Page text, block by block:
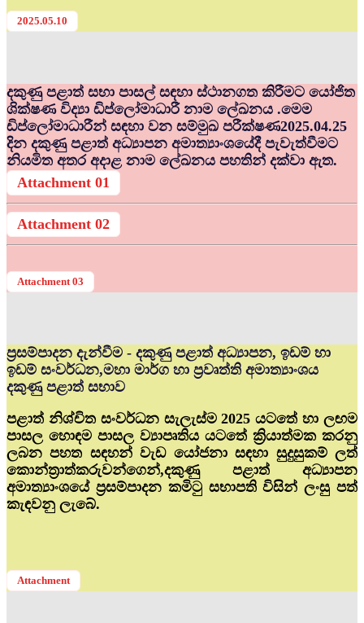
2025.05.10
දකුණු පළාත් සභා පාසල් සඳහා ස්ථානගත කිරීමට යෝජිත
ශික්ෂණ විද්‍යා ඩිප්ලෝමාධාරී නාම ලේඛනය .මෙම
ඩිප්ලෝමාධාරීන් සඳහා වන සම්මුඛ පරීක්ෂණ2025.04.25
දින දකුණු පළාත් අධ්‍යාපන අමාත්‍යාංශයේදී පැවැත්වීමට
නියමිත අතර අදාළ නාම ලේඛනය පහතින් දක්වා ඇත.
Attachment 01
Attachment 02
Attachment 03
ප්‍රසම්පාදන දැන්වීම - දකුණු පළාත් අධ්‍යාපන, ඉඩම් හා
ඉඩම් සංවර්ධන,මහා මාර්ග හා ප්‍රවෘත්ති අමාත්‍යාංශය
දකුණු පළාත් සභාව
පළාත් නිශ්චිත සංවර්ධන සැලැස්ම 2025 යටතේ හා ලඟම
පාසල හොඳම පාසල ව්‍යාපෘතිය යටතේ ක්‍රියාත්මක කරනු
ලබන පහත සඳහන් වැඩ යෝජනා සඳහා සුදුසුකම් ලත්
කොන්ත්‍රාත්කරුවන්ගෙන්,දකුණු පළාත් අධ්‍යාපන
අමාත්‍යාංශයේ ප්‍රසම්පාදන කමිටු සභාපති විසින් ලංසු පත්
කැඳවනු ලැබේ.
Attachment